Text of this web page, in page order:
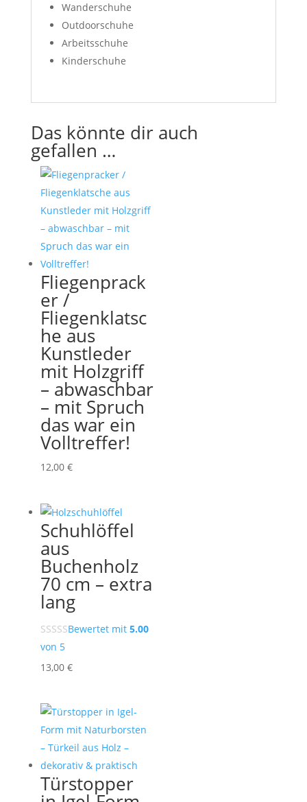
Wanderschuhe
Outdoorschuhe
Arbeitsschuhe
Kinderschuhe
Das könnte dir auch
gefallen …
Fliegenprack
er /
Fliegenklatsc
he aus
Kunstleder
mit Holzgriff
– abwaschbar
– mit Spruch
das war ein
Volltreffer!
12,00 €
Schuhlöffel
aus
Buchenholz
70 cm – extra
lang
Bewertet mit 5.00
von 5
13,00 €
Türstopper